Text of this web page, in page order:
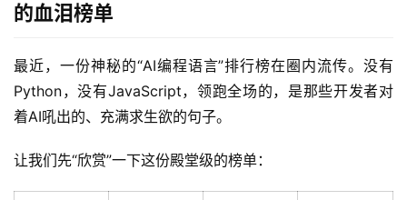
的血泪榜单
最近，一份神秘的“AI编程语言”排行榜在圈内流传。没有
Python，没有JavaScript，领跑全场的，是那些开发者对
着AI吼出的、充满求生欲的句子。
让我们先“欣赏”一下这份殿堂级的榜单：